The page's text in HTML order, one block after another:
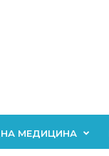
МЕДИЦИНА